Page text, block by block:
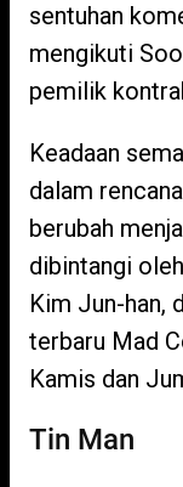
sentuhan
mengikuti
pemilik
Keadaan
dalam
berubah
dibintangi
Kim Jun-han,
terbaru Mad
Kamis dan
Tin Man